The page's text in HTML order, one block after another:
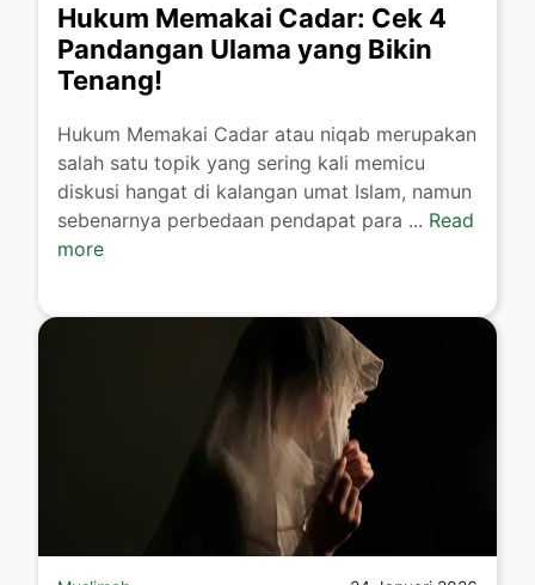
Hukum Memakai Cadar: Cek 4
Pandangan Ulama yang Bikin
Tenang!
​Hukum Memakai Cadar atau niqab merupakan
salah satu topik yang sering kali memicu
diskusi hangat di kalangan umat Islam, namun
sebenarnya perbedaan pendapat para ... Read
more